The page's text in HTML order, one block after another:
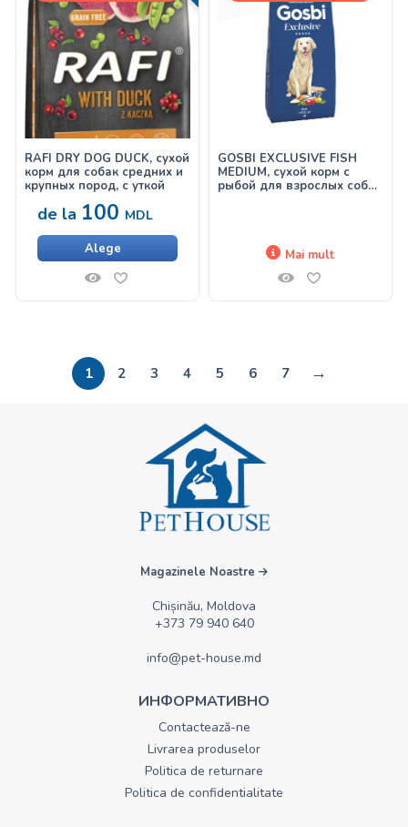
RAFI DRY DOG DUCK, сухой
корм для собак средних и
крупных пород, с уткой
de la 100 MDL
Alege
GOSBI EXCLUSIVE FISH
MEDIUM, сухой корм с
рыбой для взрослых собак
Mai mult
1 2 3 4 5 6 7 →
Magazinele Noastre
Chișinău, Moldova
+373 79 940 640
info@pet-house.md
ИНФОРМАТИВНО
Contactează-ne
Livrarea produselor
Politica de returnare
Politica de confidentialitate